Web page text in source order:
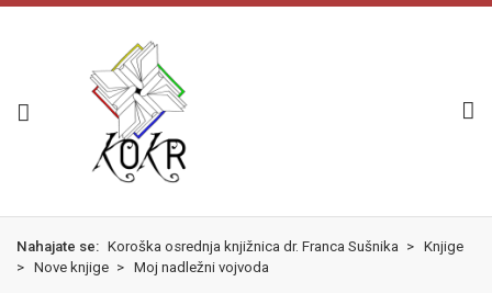
Skok
izjava
Nahajate se: Koroška osrednja knjižnica dr. Franca Sušnika > Knjige
> Nove knjige > Moj nadležni vojvoda